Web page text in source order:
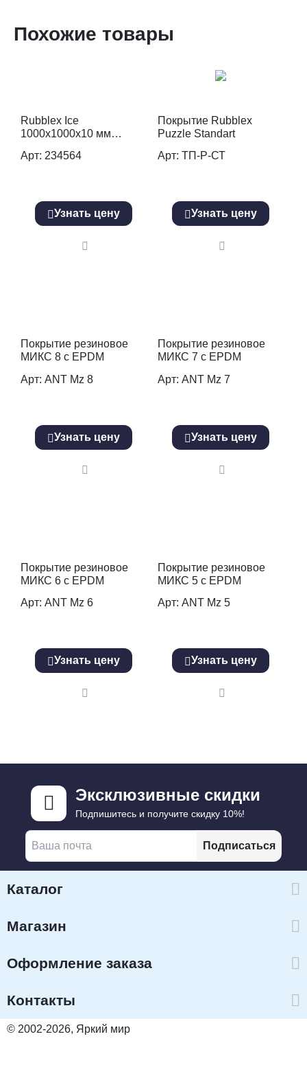
Похожие товары
Rubblex Ice
1000x1000x10 мм
зеленое
Арт: 234564
Узнать цену
Покрытие Rubblex
Puzzle Standart
Арт: ТП-Р-СТ
Узнать цену
Покрытие резиновое
МИКС 8 с EPDM
Арт: ANT Mz 8
Узнать цену
Покрытие резиновое
МИКС 7 с EPDM
Арт: ANT Mz 7
Узнать цену
Покрытие резиновое
МИКС 6 с EPDM
Арт: ANT Mz 6
Узнать цену
Покрытие резиновое
МИКС 5 с EPDM
Арт: ANT Mz 5
Узнать цену
Эксклюзивные скидки
Подпишитесь и получите скидку 10%!
Подписаться
Каталог
Магазин
Оформление заказа
Контакты
© 2002-2026, Яркий мир